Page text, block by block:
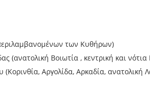
των Κυθήρων)
(ανατολική Βοιωτία , κεντρική και
Αργολίδα, Αρκαδία, ανατολική